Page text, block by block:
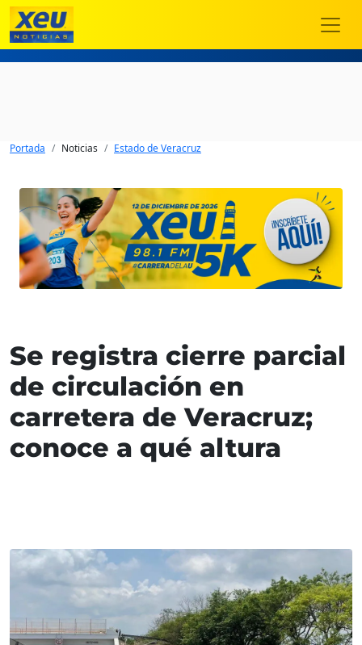
Portada Noticias Estado de Veracruz
Se registra cierre parcial
de circulación en
carretera de Veracruz;
conoce a qué altura